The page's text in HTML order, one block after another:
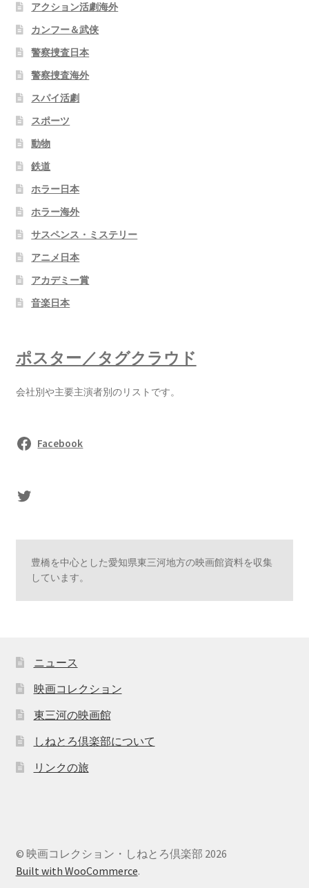
アクション活劇海外
カンフー＆武侠
警察捜査日本
警察捜査海外
スパイ活劇
スポーツ
動物
鉄道
ホラー日本
ホラー海外
サスペンス・ミステリー
アニメ日本
アカデミー賞
音楽日本
ポスター／タグクラウド
会社別や主要主演者別のリストです。
Facebook
sasaki's Twitter
豊橋を中心とした愛知県東三河地方の映画館資料を収集
しています。
ニュース
映画コレクション
東三河の映画館
しねとろ倶楽部について
リンクの旅
© 映画コレクション・しねとろ倶楽部 2026
Built with WooCommerce.